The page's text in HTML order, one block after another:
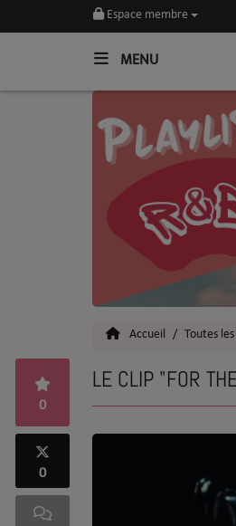
Espace membre
MENU
Toutes les News
SOUL CULTURE
Talents
Top 5
SOUL ADDICT PLAY
Flash News
Accueil Toutes
LE CLIP "FOR
0
0